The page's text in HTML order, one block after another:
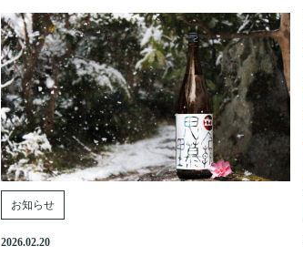
お知らせ
2026.02.20